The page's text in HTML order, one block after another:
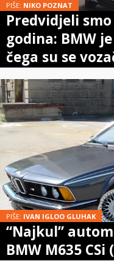
PIŠE: NIKO POZNAT
Predvidjeli
godina: BMW
čega su se
PIŠE: IVAN IGLOO GLUHAK
“Najkul”
BMW M635 CSi